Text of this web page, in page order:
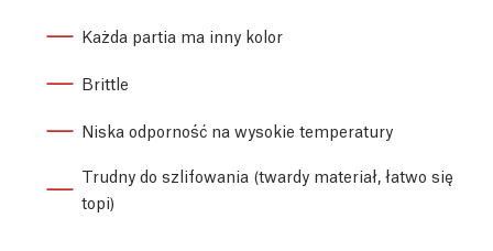
Każda partia ma inny kolor
Brittle
Niska odporność na wysokie temperatury
Trudny do szlifowania (twardy materiał, łatwo się
topi)